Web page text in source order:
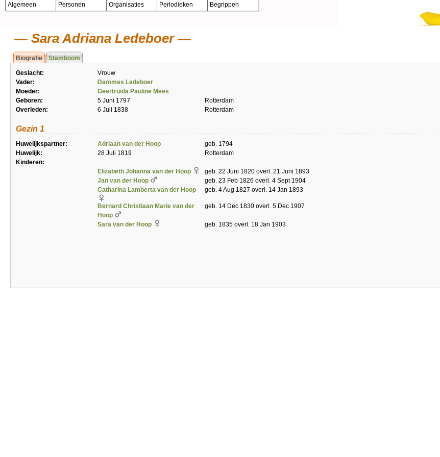
Algemeen Personen Organisaties Periodieken Begrippen
Sara Adriana Ledeboer
Biografie Stamboom
Geslacht:
Vrouw
Vader:
Dammes Ledeboer
Moeder:
Geertruida Pauline Mees
Geboren:
5 Juni 1797
Rotterdam
Overleden:
6 Juli 1838 Rotterdam
Gezin 1
Huwelijkspartner: Adriaan van der Hoop
geb. 1794
Huwelijk:
28 Juli 1819
Rotterdam
Kinderen:
Elizabeth Johanna van der Hoop
geb. 22 Juni 1820 overl. 21 Juni 1893
Jan van der Hoop
geb. 23 Feb 1826 overl. 4 Sept 1904
Catharina Lamberta van der Hoop
geb. 4 Aug 1827 overl. 14 Jan 1893
Bernard Christiaan Marie van der
Hoop
geb. 14 Dec 1830 overl. 5 Dec 1907
Sara van der Hoop geb. 1835 overl. 18 Jan 1903